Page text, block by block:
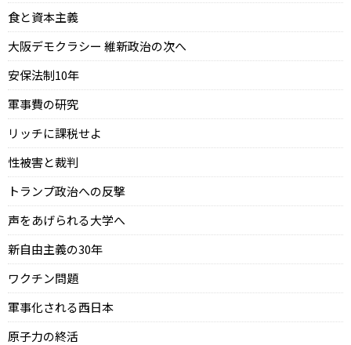
食と資本主義
大阪デモクラシー 維新政治の次へ
安保法制10年
軍事費の研究
リッチに課税せよ
性被害と裁判
トランプ政治への反撃
声をあげられる大学へ
新自由主義の30年
ワクチン問題
軍事化される西日本
原子力の終活